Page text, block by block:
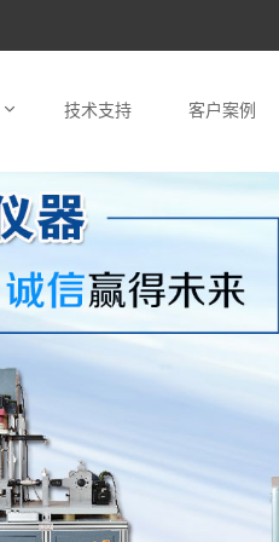
技术支持 客户案例